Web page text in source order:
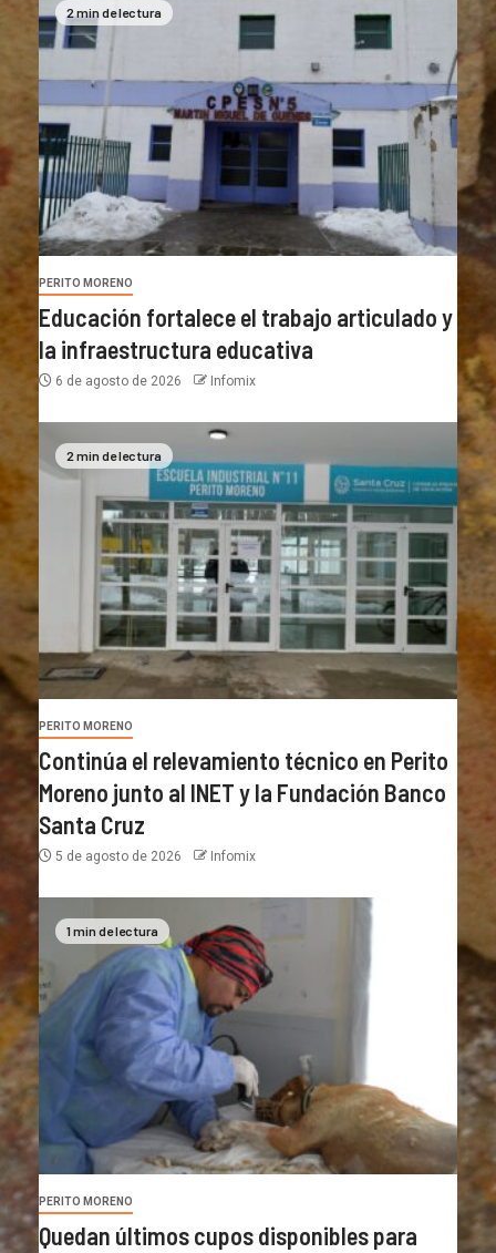
2 min de lectura
PERITO MORENO
Educación fortalece el trabajo articulado y
la infraestructura educativa
6 de agosto de 2026 Infomix
2 min de lectura
PERITO MORENO
Continúa el relevamiento técnico en Perito
Moreno junto al INET y la Fundación Banco
Santa Cruz
5 de agosto de 2026 Infomix
1 min de lectura
PERITO MORENO
Quedan últimos cupos disponibles para